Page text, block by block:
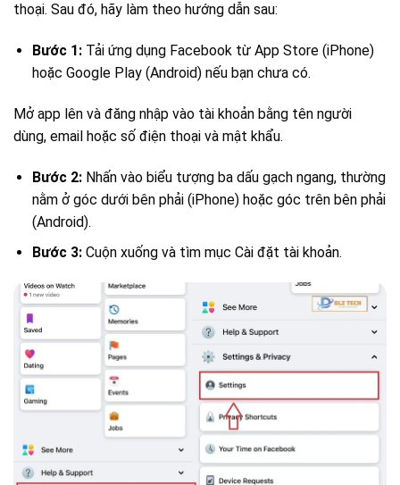
thoại. Sau đó, hãy làm theo hướng dẫn sau:
Bước 1:Tải ứng dụng Facebook từ App Store (iPhone)
hoặc Google Play (Android) nếu bạn chưa có.
Mở app lên và đăng nhập vào tài khoản bằng tên người
dùng, email hoặc số điện thoại và mật khẩu.
Bước 2:Nhấn vào biểu tượng ba dấu gạch ngang, thường
nằm ở góc dưới bên phải (iPhone) hoặc góc trên bên phải
(Android).
Bước 3:Cuộn xuống và tìm mục Cài đặt tài khoản.